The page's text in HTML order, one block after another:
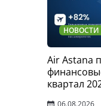
НОВОСТИ
Air Astana
квартал
06.08.2026